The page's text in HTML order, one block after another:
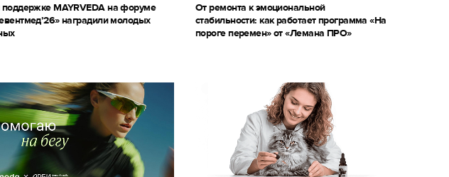
MAYRVEDA на форуме
наградили молодых
От ремонта к эмоциональной
стабильности: как работает программа «На
пороге перемен» от «Лемана ПРО»